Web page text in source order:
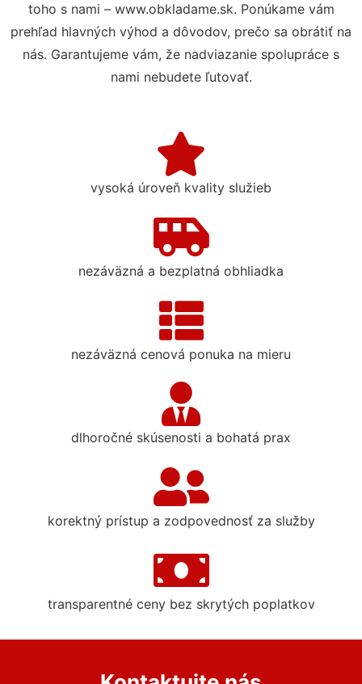
toho s nami – www.obkladame.sk. Ponúkame vám
prehľad hlavných výhod a dôvodov, prečo sa obrátiť na
nás. Garantujeme vám, že nadviazanie spolupráce s
nami nebudete ľutovať.
vysoká úroveň kvality služieb
nezáväzná a bezplatná obhliadka
nezáväzná cenová ponuka na mieru
dlhoročné skúsenosti a bohatá prax
korektný prístup a zodpovednosť za služby
transparentné ceny bez skrytých poplatkov